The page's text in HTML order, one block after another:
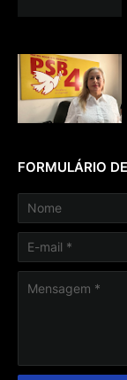
FORMULÁRIO